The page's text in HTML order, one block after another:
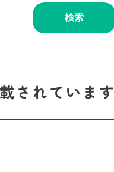
検索
されています